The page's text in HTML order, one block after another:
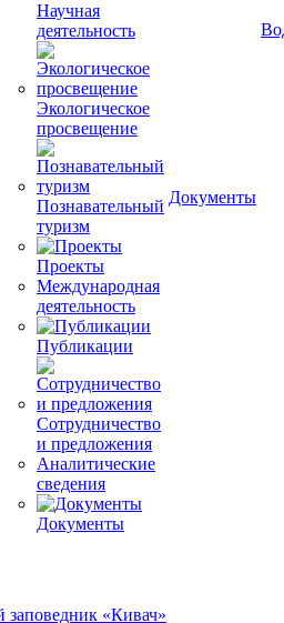
Научная
деятельность
Экологическое
просвещение
Познавательный
туризм
Проекты
Международная
деятельность
Публикации
Сотрудничество
и предложения
Аналитические
сведения
Документы
Документы